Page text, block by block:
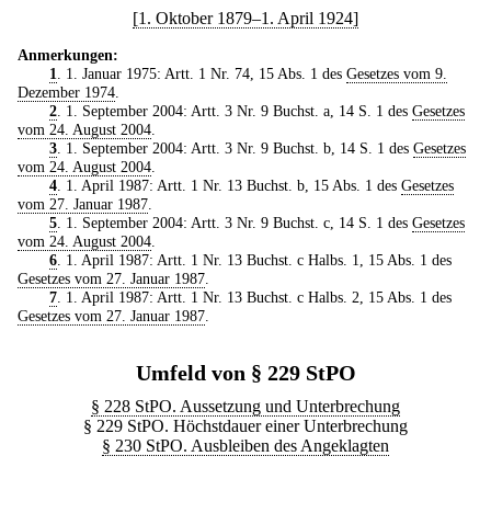
[1. Oktober 1879–1. April 1924]
Anmerkungen:
1
. 1. Januar 1975: Artt. 1 Nr. 74, 15 Abs. 1 des Gesetzes vom 9.
Dezember 1974
2. 1. September 2004: Artt. 3 Nr. 9 Buchst. a, 14 S. 1 des Gesetzes
vom 24. August 2004
3. 1. September 2004: Artt. 3 Nr. 9 Buchst. b, 14 S. 1 des Gesetzes
vom 24. August 2004
4. 1. April 1987: Artt. 1 Nr. 13 Buchst. b, 15 Abs. 1 des Gesetzes
vom 27. Januar 1987
5. 1. September 2004: Artt. 3 Nr. 9 Buchst. c, 14 S. 1 des Gesetzes
vom 24. August 2004
6. 1. April 1987: Artt. 1 Nr. 13 Buchst. c Halbs. 1, 15 Abs. 1 des
Gesetzes vom 27. Januar 1987
7. 1. April 1987: Artt. 1 Nr. 13 Buchst. c Halbs. 2, 15 Abs. 1 des
Gesetzes vom 27. Januar 1987
Umfeld von § 229 StPO
§ 228 StPO. Aussetzung und Unterbrechung
§ 229 StPO. Höchstdauer einer Unterbrechung
§ 230 StPO. Ausbleiben des Angeklagten